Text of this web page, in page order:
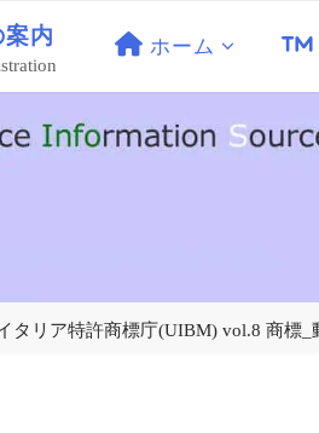
案内 ホーム
タリア特許商標庁(UIBM) vol.8 商標_